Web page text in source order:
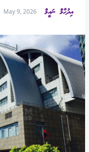
އިދުހާމް ނައީމް May 9, 2026